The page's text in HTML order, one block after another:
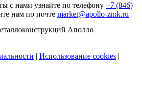
с нами узнайте по телефону +7 (846)
нам по почте market@apollo-zmk.ru
Аполло
| Использование cookies |